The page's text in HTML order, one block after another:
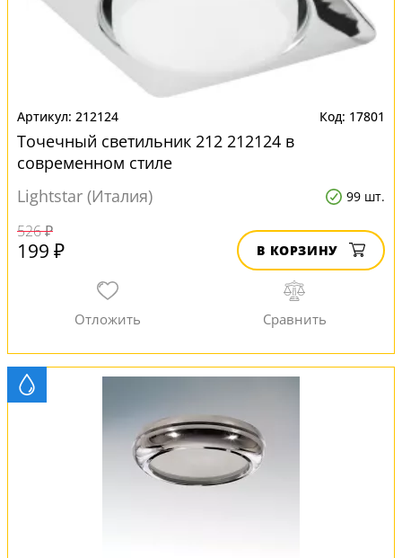
212124 17801
Точечный светильник 212 212124 в
современном стиле
Lightstar (Италия)
99 шт.
526 ₽
199 ₽ В КОРЗИНУ